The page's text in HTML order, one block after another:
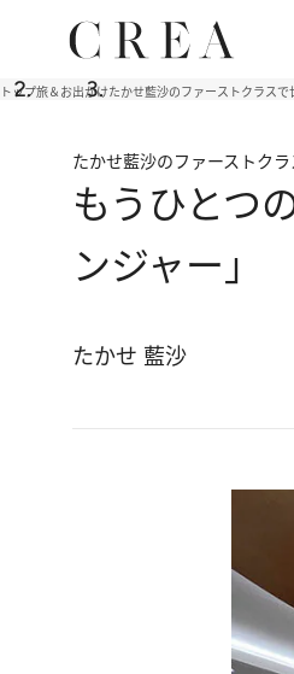
トップ旅＆お出かけたかせ藍沙のファーストクラスで
たかせ藍沙のファーストク
もうひとつ
ンジャー」
たかせ 藍沙